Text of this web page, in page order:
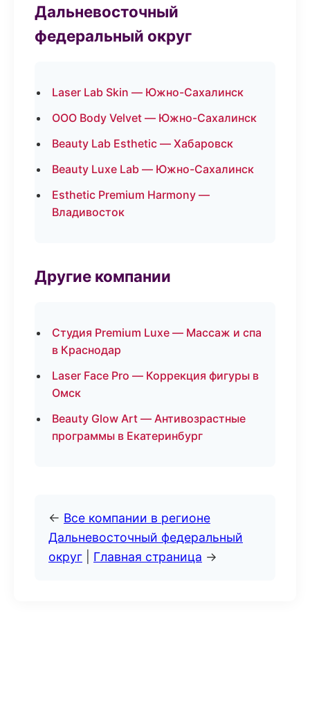
Дальневосточный
федеральный округ
Laser Lab Skin — Южно-Сахалинск
ООО Body Velvet — Южно-Сахалинск
Beauty Lab Esthetic — Хабаровск
Beauty Luxe Lab — Южно-Сахалинск
Esthetic Premium Harmony —
Владивосток
Другие компании
Студия Premium Luxe — Массаж и спа
в Краснодар
Laser Face Pro — Коррекция фигуры в
Омск
Beauty Glow Art — Антивозрастные
программы в Екатеринбург
← Все компании в регионе
Дальневосточный федеральный
округ
Главная страница →